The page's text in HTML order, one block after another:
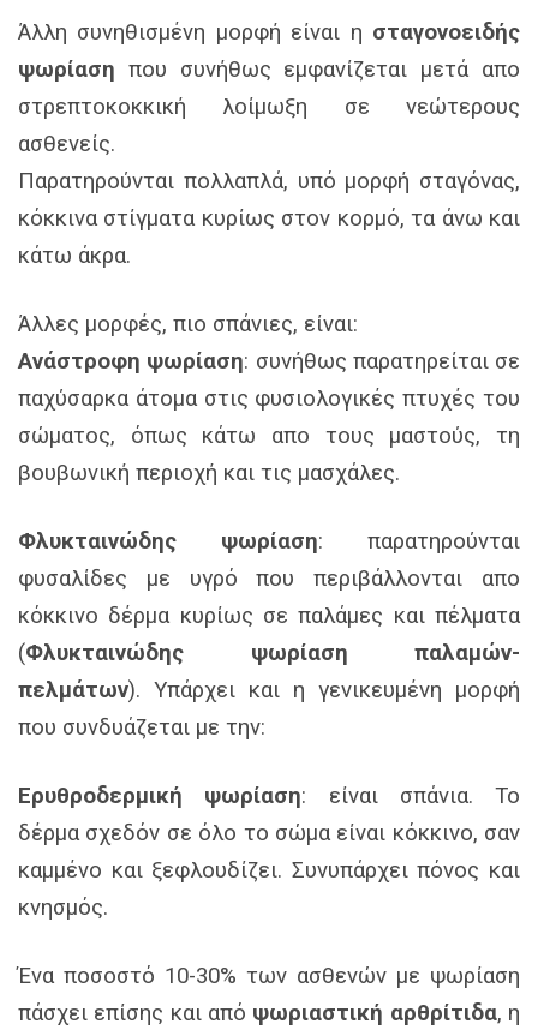
Άλλη συνηθισμένη μορφή είναι η σταγονοειδής
ψωρίαση που συνήθως εμφανίζεται μετά απο
στρεπτοκοκκική λοίμωξη σε νεώτερους
ασθενείς.
Παρατηρούνται πολλαπλά, υπό μορφή σταγόνας,
κόκκινα στίγματα κυρίως στον κορμό, τα άνω και
κάτω άκρα.
Άλλες μορφές, πιο σπάνιες, είναι:
Ανάστροφη ψωρίαση: συνήθως παρατηρείται σε
παχύσαρκα άτομα στις φυσιολογικές πτυχές του
σώματος, όπως κάτω απο τους μαστούς, τη
βουβωνική περιοχή και τις μασχάλες.
Φλυκταινώδης ψωρίαση: παρατηρούνται
φυσαλίδες με υγρό που περιβάλλονται απο
κόκκινο δέρμα κυρίως σε παλάμες και πέλματα
(Φλυκταινώδης ψωρίαση παλαμών-
πελμάτων). Υπάρχει και η γενικευμένη μορφή
που συνδυάζεται με την:
Ερυθροδερμική ψωρίαση: είναι σπάνια. Το
δέρμα σχεδόν σε όλο το σώμα είναι κόκκινο, σαν
καμμένο και ξεφλουδίζει. Συνυπάρχει πόνος και
κνησμός.
Ένα ποσοστό 10-30% των ασθενών με ψωρίαση
πάσχει επίσης και από ψωριαστική αρθρίτιδα, η